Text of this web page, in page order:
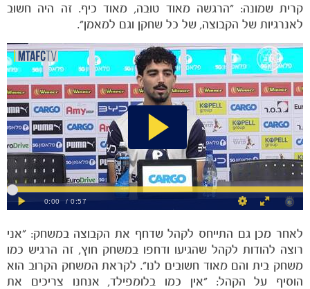
הקבוצות
קרית שמונה: ״הרגשה מאוד טובה, מאוד כיף. זה היה חשוב
לאנרגיות של הקבוצה, של כל שחקן וגם למאמן״.
לאחר מכן גם התייחס לקהל שדחף את הקבוצה במשחק: ״אני
רוצה להודות לקהל שהגיעו ודחפו במשחק חוץ, זה הרגיש כמו
משחק בית והם מאוד חשובים לנו״. לקראת המשחק הקרוב הוא
הוסיף על הקהל: ״אין כמו בלומפילד, אנחנו צריכים את